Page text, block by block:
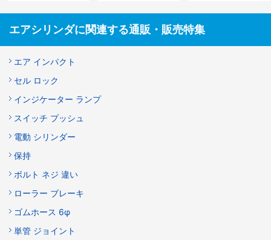
エアシリンダに関連する通販・販売特集
エア インパクト
セル ロック
インジケーター ランプ
スイッチ プッシュ
電動 シリンダー
保持
ボルト ネジ 違い
ローラー ブレーキ
ゴムホース 6φ
単管 ジョイント